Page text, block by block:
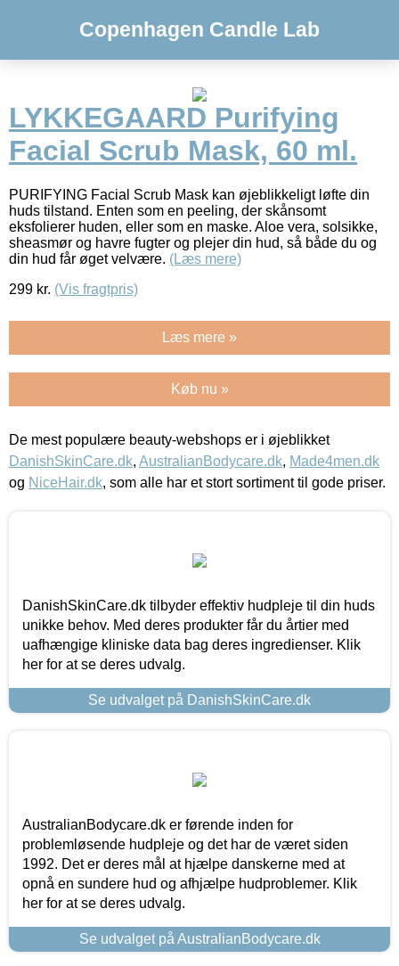
Copenhagen Candle Lab
LYKKEGAARD Purifying
Facial Scrub Mask, 60 ml.
PURIFYING Facial Scrub Mask kan øjeblikkeligt løfte din
huds tilstand. Enten som en peeling, der skånsomt
eksfolierer huden, eller som en maske. Aloe vera, solsikke,
sheasmør og havre fugter og plejer din hud, så både du og
din hud får øget velvære. (Læs mere)
299 kr. (Vis fragtpris)
Læs mere »
Køb nu »
De mest populære beauty-webshops er i øjeblikket
DanishSkinCare.dk, AustralianBodycare.dk, Made4men.dk
og NiceHair.dk, som alle har et stort sortiment til gode priser.
DanishSkinCare.dk tilbyder effektiv hudpleje til din huds
unikke behov. Med deres produkter får du årtier med
uafhængige kliniske data bag deres ingredienser. Klik
her for at se deres udvalg.
Se udvalget på DanishSkinCare.dk
AustralianBodycare.dk er førende inden for
problemløsende hudpleje og det har de været siden
1992. Det er deres mål at hjælpe danskerne med at
opnå en sundere hud og afhjælpe hudproblemer. Klik
her for at se deres udvalg.
Se udvalget på AustralianBodycare.dk